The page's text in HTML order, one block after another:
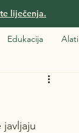
Edukacija Alati
liječenja.